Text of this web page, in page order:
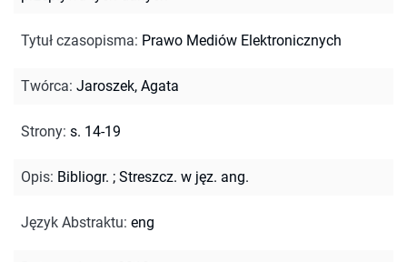
Tytuł czasopisma: Prawo Mediów Elektronicznych
Twórca: Jaroszek, Agata
Strony: s. 14-19
Opis: Bibliogr. ; Streszcz. w jęz. ang.
Język Abstraktu: eng